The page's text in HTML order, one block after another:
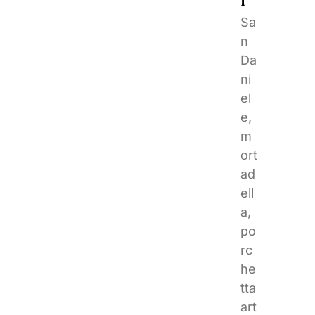
Sa
n
Da
ni
el
e,
m
ort
ad
ell
a,
po
rc
he
tta
art